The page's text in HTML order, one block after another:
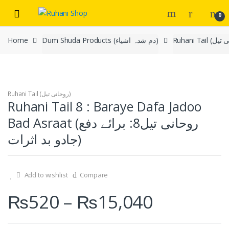
navigation
content
0
Home Dum Shuda Products (دم شدہ اشیاء)
Ruhani Tail (روحانی تیل)
Ruhani Tail 8 : Baraye Dafa Jadoo
Bad Asraat (روحانی تیل8: برائے دفع
جادو بد اثرات)
Add to wishlist Compare
₨520 – ₨15,040